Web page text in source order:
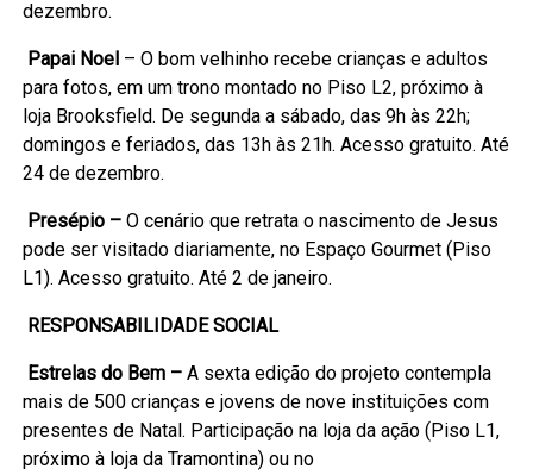
dezembro.
Papai Noel – O bom velhinho recebe crianças e adultos
para fotos, em um trono montado no Piso L2, próximo à
loja Brooksfield. De segunda a sábado, das 9h às 22h;
domingos e feriados, das 13h às 21h. Acesso gratuito. Até
24 de dezembro.
Presépio – O cenário que retrata o nascimento de Jesus
pode ser visitado diariamente, no Espaço Gourmet (Piso
L1). Acesso gratuito. Até 2 de janeiro.
RESPONSABILIDADE SOCIAL
Estrelas do Bem –A sexta edição do projeto contempla
mais de 500 crianças e jovens de nove instituições com
presentes de Natal. Participação na loja da ação (Piso L1,
próximo à loja da Tramontina) ou no